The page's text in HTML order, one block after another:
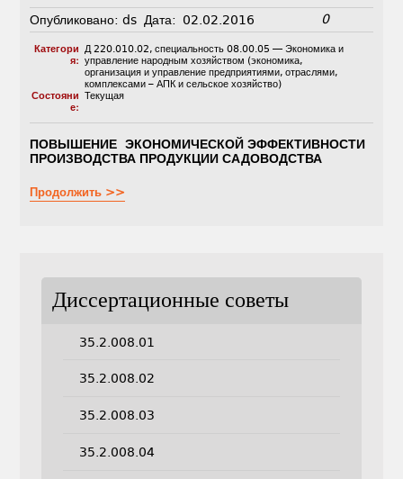
Опубликовано: ds Дата: 02.02.2016 0
Категори
я:
Д 220.010.02, специальность 08.00.05 — Экономика и
управление народным хозяйством (экономика,
организация и управление предприятиями, отраслями,
комплексами – АПК и сельское хозяйство)
Состояни
е:
Текущая
ПОВЫШЕНИЕЭКОНОМИЧЕСКОЙ ЭФФЕКТИВНОСТИ
ПРОИЗВОДСТВА ПРОДУКЦИИ САДОВОДСТВА
Продолжить >>
Диссертационные советы
35.2.008.01
35.2.008.02
35.2.008.03
35.2.008.04